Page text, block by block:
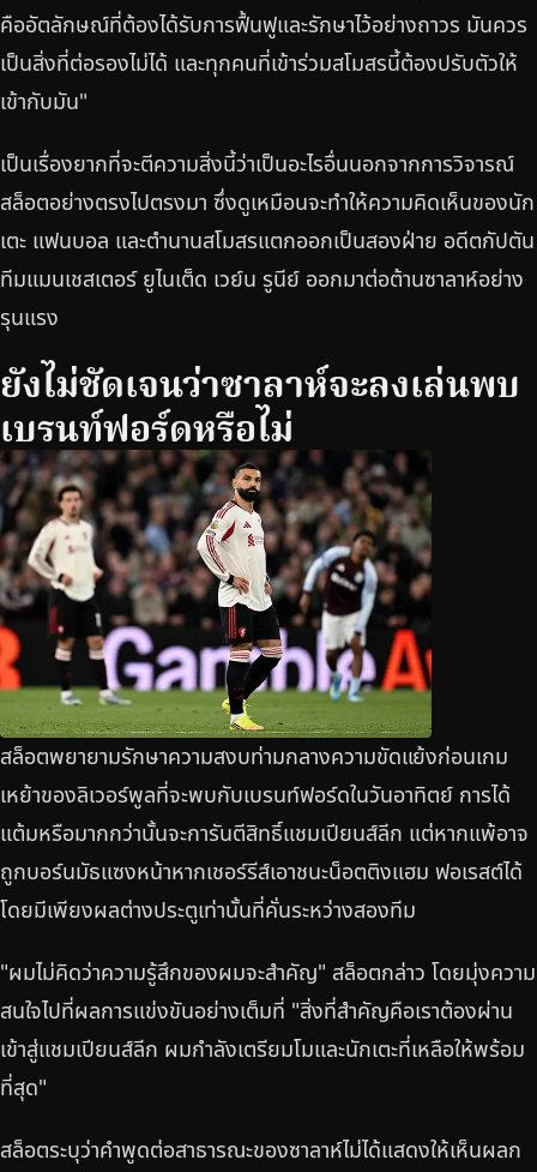
คืออัตลักษณ์ที่ต้องได้รับการฟื้นฟูและรักษาไว้อย่างถาวร มันควร
เป็นสิ่งที่ต่อรองไม่ได้ และทุกคนที่เข้าร่วมสโมสรนี้ต้องปรับตัวให้
เข้ากับมัน"
เป็นเรื่องยากที่จะตีความสิ่งนี้ว่าเป็นอะไรอื่นนอกจากการวิจารณ์
สล็อตอย่างตรงไปตรงมา ซึ่งดูเหมือนจะทำให้ความคิดเห็นของนัก
เตะ แฟนบอล และตำนานสโมสรแตกออกเป็นสองฝ่าย อดีตกัปตัน
ทีมแมนเชสเตอร์ ยูไนเต็ด เวย์น รูนีย์ ออกมาต่อต้านซาลาห์อย่าง
รุนแรง
ยังไม่ชัดเจนว่าซาลาห์จะลงเล่นพบ
เบรนท์ฟอร์ดหรือไม่
สล็อตพยายามรักษาความสงบท่ามกลางความขัดแย้งก่อนเกม
เหย้าของลิเวอร์พูลที่จะพบกับเบรนท์ฟอร์ดในวันอาทิตย์ การได้
แต้มหรือมากกว่านั้นจะการันตีสิทธิ์แชมเปียนส์ลีก แต่หากแพ้อาจ
ถูกบอร์นมัธแซงหน้าหากเชอร์รีส์เอาชนะน็อตติงแฮม ฟอเรสต์ได้
โดยมีเพียงผลต่างประตูเท่านั้นที่คั่นระหว่างสองทีม
"ผมไม่คิดว่าความรู้สึกของผมจะสำคัญ" สล็อตกล่าว โดยมุ่งความ
สนใจไปที่ผลการแข่งขันอย่างเต็มที่ "สิ่งที่สำคัญคือเราต้องผ่าน
เข้าสู่แชมเปียนส์ลีก ผมกำลังเตรียมโมและนักเตะที่เหลือให้พร้อม
ที่สุด"
สล็อตระบุว่าคำพูดต่อสาธารณะของซาลาห์ไม่ได้แสดงให้เห็นผลก